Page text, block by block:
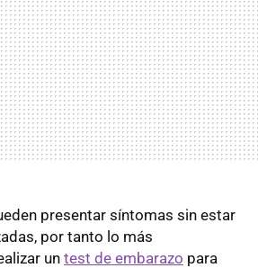
presentar síntomas sin estar
por tanto lo más
un test de embarazo para